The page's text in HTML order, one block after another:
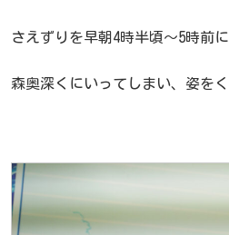
さえずりを早朝4時半頃～5時前
森奥深くにいってしまい、姿をく